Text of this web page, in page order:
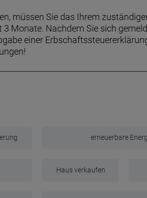
müssen Sie das Ihrem
Monate. Nach­dem Sie sich
einer
erneuerbare
Haus verkaufen